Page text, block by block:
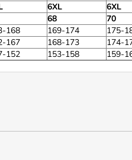
6XL
6XL
68
70
168 169-174
175-
167 168-173
174-
152 153-158 159-